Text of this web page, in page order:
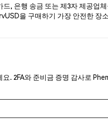
, 은행 송금 또는 제3자 제공업체
을 구매하기 가장 안전한 장
. 2FA와 준비금 증명 감사로